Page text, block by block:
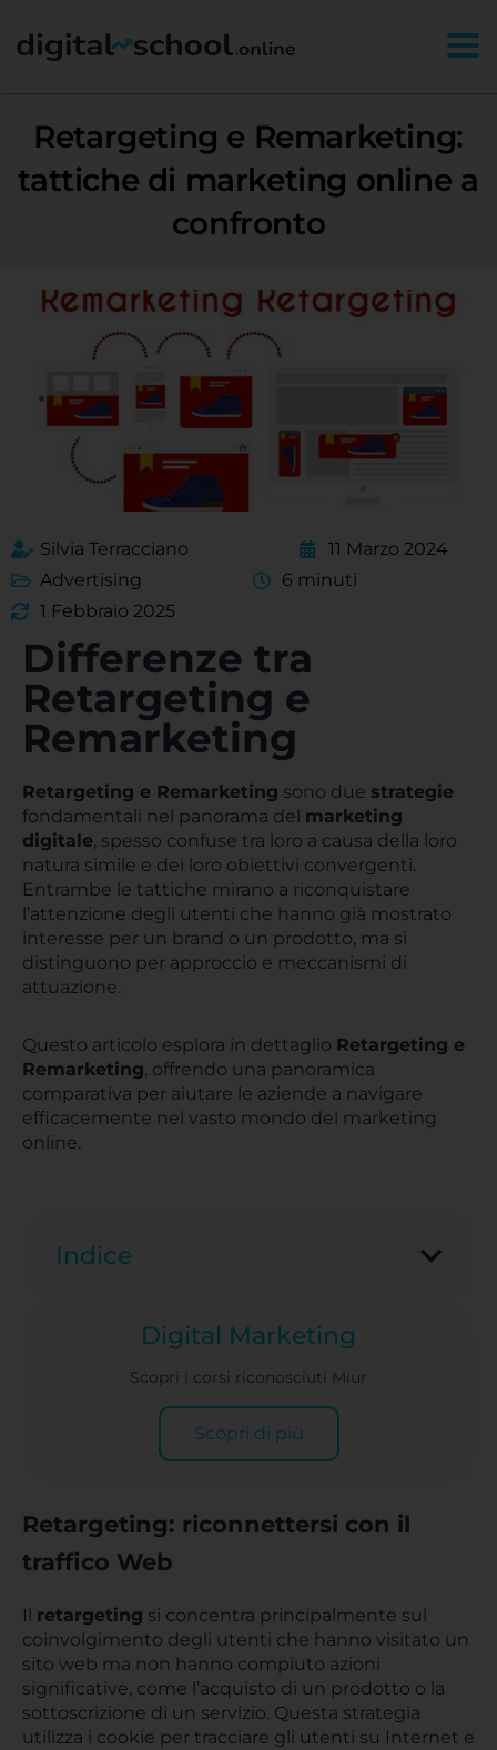
Retargeting e Remarketing:
tattiche di marketing online a
confronto
Silvia Terracciano
11 Marzo 2024
Advertising
6 minuti
1 Febbraio 2025
Differenze tra
Retargeting e
Remarketing
Retargeting e Remarketing sono due strategie
fondamentali nel panorama del marketing
digitale, spesso confuse tra loro a causa della loro
natura simile e dei loro obiettivi convergenti.
Entrambe le tattiche mirano a riconquistare
l’attenzione degli utenti che hanno già mostrato
interesse per un brand o un prodotto, ma si
distinguono per approccio e meccanismi di
attuazione.
Questo articolo esplora in dettaglio Retargeting e
Remarketing, offrendo una panoramica
comparativa per aiutare le aziende a navigare
efficacemente nel vasto mondo del marketing
online.
Indice
Digital Marketing
Scopri i corsi riconosciuti Miur
Scopri di più
Retargeting: riconnettersi con il
traffico Web
Il retargeting si concentra principalmente sul
coinvolgimento degli utenti che hanno visitato un
sito web ma non hanno compiuto azioni
significative, come l’acquisto di un prodotto o la
sottoscrizione di un servizio. Questa strategia
utilizza i cookie per tracciare gli utenti su Internet e